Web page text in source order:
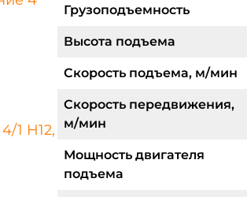
Грузоподъемность
Высота подъема
Скорость подъема, м/мин
Скорость передвижения,
м/мин
Мощность двигателя
подъема